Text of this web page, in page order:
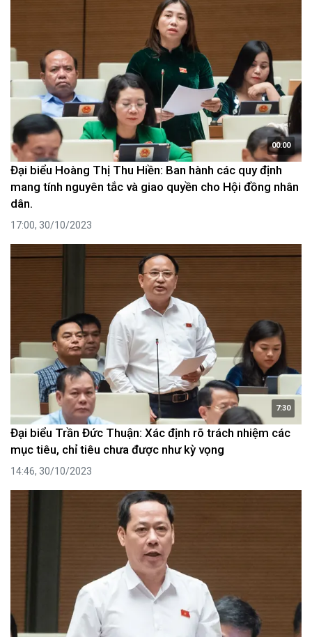
00:00
Đại biểu Hoàng Thị Thu Hiền: Ban hành các quy định
mang tính nguyên tắc và giao quyền cho Hội đồng nhân
dân.
17:00, 30/10/2023
7:30
Đại biểu Trần Đức Thuận: Xác định rõ trách nhiệm các
mục tiêu, chỉ tiêu chưa được như kỳ vọng
14:46, 30/10/2023